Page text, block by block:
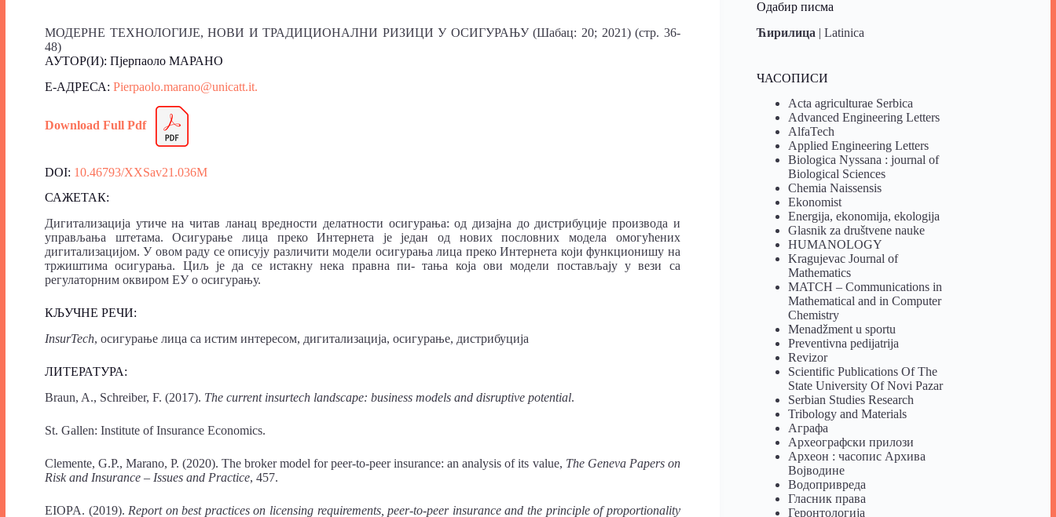
МОДЕРНЕ ТЕХНОЛОГИЈЕ, НОВИ И ТРАДИЦИОНАЛНИ РИЗИЦИ У ОСИГУРАЊУ (Шабац: 20; 2021) (стр. 36-
48)
АУТОР(И): Пјерпаоло МАРАНО
Е-АДРЕСА: Pierpaolo.marano@unicatt.it.
Download Full Pdf
DOI: 10.46793/XXSav21.036M
САЖЕТАК:
Дигитализација утиче на читав ланац вредности делатности осигурања: од дизајна до дистрибуције производа и
управљања штетама. Осигурање лица преко Интернета је један од нових пословних модела омогућених
дигитализацијом. У овом раду се описују различити модели осигурања лица преко Интернета који функционишу на
тржиштима осигурања. Циљ је да се истакну нека правна пи- тања која ови модели постављају у вези са
регулаторним оквиром ЕУ о осигурању.
КЉУЧНЕ РЕЧИ:
InsurTech, осигурање лица са истим интересом, дигитализација, осигурање, дистрибуција
ЛИТЕРАТУРА:
Braun, A., Schreiber, F. (2017). The current insurtech landscape: business models and disruptive potential.
St. Gallen: Institute of Insurance Economics.
Clemente, G.P., Marano, P. (2020). The broker model for peer-to-peer insurance: an analysis of its value, The Geneva Papers on
Risk and Insurance – Issues and Practice, 457.
EIOPA. (2019). Report on best practices on licensing requirements, peer-to-peer insurance and the principle of proportionality
Одабир писма
Ћирилица |Latinica
ЧАСОПИСИ
Acta agriculturae Serbica
Advanced Engineering Letters
AlfaTech
Applied Engineering Letters
Biologica Nyssana : journal of
Biological Sciences
Chemia Naissensis
Ekonomist
Energija, ekonomija, ekologija
Glasnik za društvene nauke
HUMANOLOGY
Kragujevac Journal of
Mathematics
MATCH – Communications in
Mathematical and in Computer
Chemistry
Menadžment u sportu
Preventivna pedijatrija
Revizor
Scientific Publications Of The
State University Of Novi Pazar
Serbian Studies Research
Tribology and Materials
Аграфа
Археографски прилози
Археон : часопис Архива
Војводине
Водопривреда
Гласник права
Геронтологија